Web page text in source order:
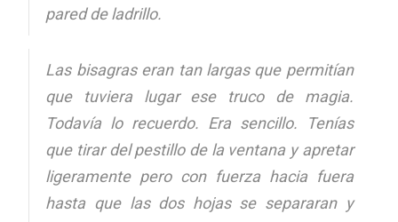
pared de ladrillo.
Las bisagras eran tan largas que permitían
que tuviera lugar ese truco de magia.
Todavía lo recuerdo. Era sencillo. Tenías
que tirar del pestillo de la ventana y apretar
ligeramente pero con fuerza hacia fuera
hasta que las dos hojas se separaran y